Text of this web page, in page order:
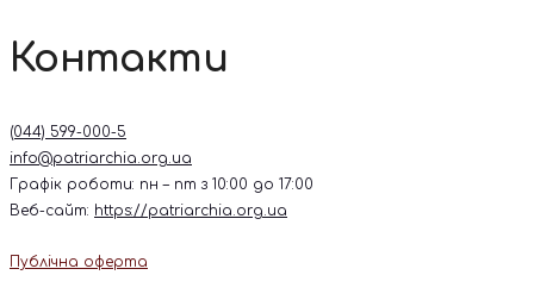
Контакти
(044) 599-000-5
info@patriarchia.org.ua
Графік роботи: пн – пт з 10:00 до 17:00
Веб-сайт: https://patriarchia.org.ua
Публічна оферта